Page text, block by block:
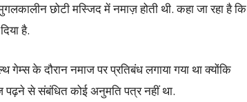
छोटी मस्जिद में नमाज़ होती थी. कहा जा रहा है कि
है.
के दौरान नमाज पर प्रतिबंध लगाया गया था क्योंकि
से संबंधित कोई अनुमति पत्र नहीं था.